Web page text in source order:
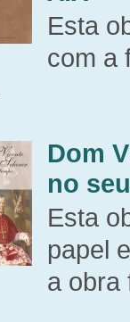
Esta
com a
Dom
no
Esta
papel
a obra